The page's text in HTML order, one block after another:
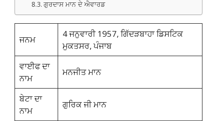
ਗੁਰਦਾਸ ਮਾਨ ਦੇ ਐਵਾਰਡ
ਜਨਮ
4 ਜਨੁਵਾਰੀ 1957, ਗਿੱਦੜਬਾਹਾ ਡਿਸਟਿਕ
ਮੁਕਤਸਰ, ਪੰਜਾਬ
ਵਾਈਫ ਦਾ
ਨਾਮ
ਮਨਜੀਤ ਮਾਨ
ਬੇਟਾ ਦਾ
ਨਾਮ
ਗੁਰਿਕ ਜੀ ਮਾਨ